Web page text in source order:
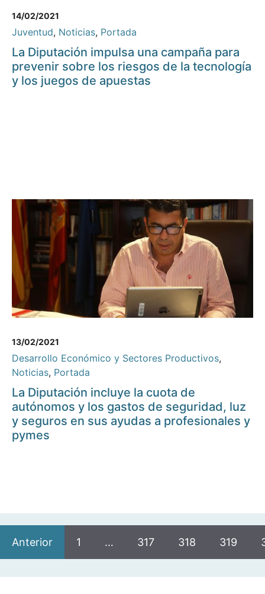
14/02/2021
Juventud, Noticias, Portada
La Diputación impulsa una campaña para
prevenir sobre los riesgos de la tecnología
y los juegos de apuestas
13/02/2021
Desarrollo Económico y Sectores Productivos,
Noticias, Portada
La Diputación incluye la cuota de
autónomos y los gastos de seguridad, luz
y seguros en sus ayudas a profesionales y
pymes
Anterior 1 … 317 318 319